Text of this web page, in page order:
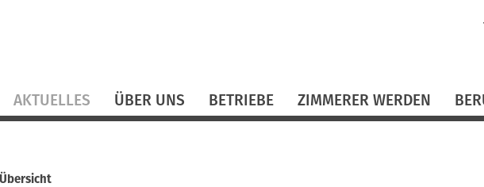
überspringen
AKTUELLES ÜBER UNS BETRIEBE ZIMMERER WERDEN